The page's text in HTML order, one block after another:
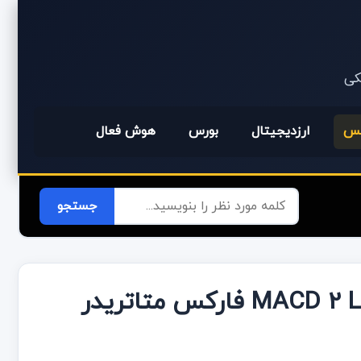
ارزدیجیتال بورس هوش فعال
دانلود رایگان اندیکاتور MACD 2 Line Indicator فارکس متاتریدر